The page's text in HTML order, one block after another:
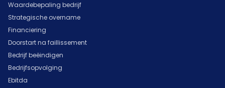
Waardebepaling bedrijf
Strategische overname
Financiering
Doorstart na faillissement
Bedrijf beëindigen
Bedrijfsopvolging
Ebitda